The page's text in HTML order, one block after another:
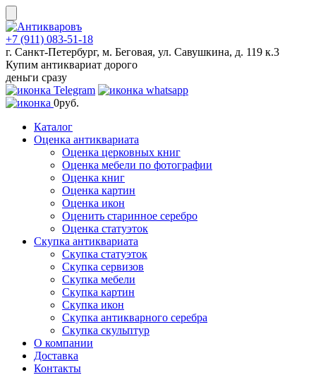
Skip
to
content
+7 (911) 083-51-18
г. Санкт-Петербург, м. Беговая, ул. Савушкина, д. 119 к.3
Купим антиквариат дорого
деньги сразу
0руб.
Каталог
Оценка антиквариата
Оценка церковных книг
Оценка мебели по фотографии
Оценка книг
Оценка картин
Оценка икон
Оценить старинное серебро
Оценка статуэток
Скупка антиквариата
Скупка статуэток
Скупка сервизов
Скупка мебели
Скупка картин
Скупка икон
Скупка антикварного серебра
Скупка скульптур
О компании
Доставка
Контакты